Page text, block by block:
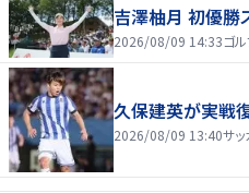
吉澤柚月 初優勝
2026/08/09 14:33ゴ
久保建英が実戦
2026/08/09 13:40サッ